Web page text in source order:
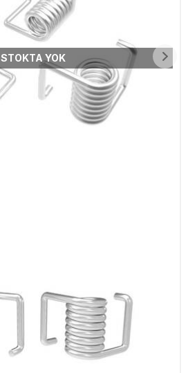
STOKTA YOK